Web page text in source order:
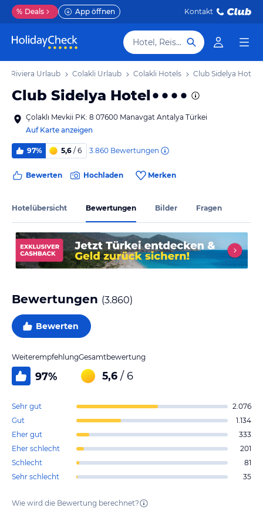
% Deals App öffnen Kontakt
Hotel, Reiseziel
Riviera Urlaub Colakli Urlaub Colakli Hotels Club Sidelya Hotel
Club Sidelya Hotel
Çolaklı Mevkii PK: 8 07600 Manavgat Antalya Türkei
Auf Karte anzeigen
97% 5,6 / 6 3.860 Bewertungen
Bewerten Hochladen Merken
Hotelübersicht Bewertungen Bilder Fragen
Bewertungen (3.860)
Bewerten
Weiterempfehlung
97%
Gesamtbewertung
5,6 / 6
Sehr gut
2.076
Gut
1.134
Eher gut
333
Eher schlecht
201
Schlecht
81
Sehr schlecht
35
Wie wird die Bewertung berechnet?